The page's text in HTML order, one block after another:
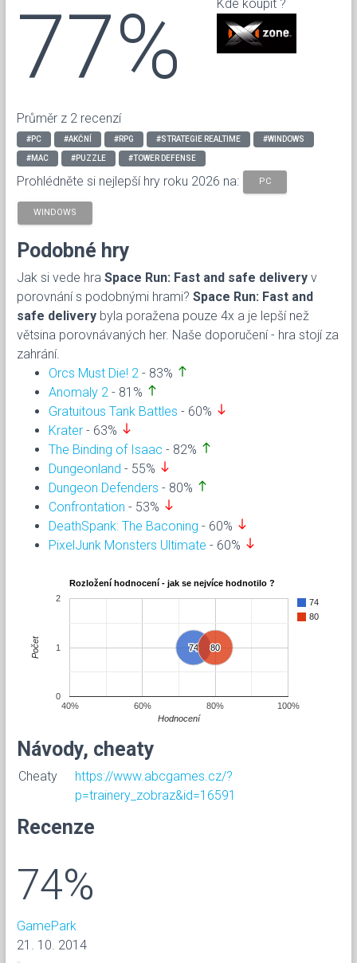
77%
Průměr z 2 recenzí
Kde koupit ?
#PC #AKČNÍ #RPG #STRATEGIE REALTIME #WINDOWS
#MAC #PUZZLE #TOWER DEFENSE
Prohlédněte si nejlepší hry roku 2026 na: PC
WINDOWS
Podobné hry
Jak si vede hra Space Run: Fast and safe delivery v
porovnání s podobnými hrami? Space Run: Fast and
safe delivery byla poražena pouze 4x a je lepší než
větsina porovnávaných her. Naše doporučení - hra stojí za
zahrání.
Orcs Must Die! 2 - 83% north
Anomaly 2 - 81% north
Gratuitous Tank Battles - 60% south
Krater - 63% south
The Binding of Isaac - 82% north
Dungeonland - 55% south
Dungeon Defenders - 80% north
Confrontation - 53% south
DeathSpank: The Baconing - 60% south
PixelJunk Monsters Ultimate - 60% south
Rozložení hodnocení - jak se nejvíce hodnotilo ?
74
80
74
74 80
80
40% 60% 80% 100%
0
1
2
Hodnocení
Počet
Návody, cheaty
Cheaty
https://www.abcgames.cz/?
p=trainery_zobraz&id=16591
Recenze
74%
GamePark
21. 10. 2014